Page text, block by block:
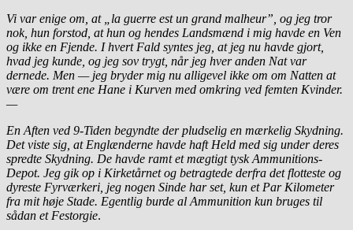
Vi var enige om, at „la guerre est un grand malheur”, og jeg tror
nok, hun forstod, at hun og hendes Landsmænd i mig havde en Ven
og ikke en Fjende. I hvert Fald syntes jeg, at jeg nu havde gjort,
hvad jeg kunde, og jeg sov trygt, når jeg hver anden Nat var
dernede. Men — jeg bryder mig nu alligevel ikke om om Natten at
være om trent ene Hane i Kurven med omkring ved femten Kvinder.
—
En Aften ved 9-Tiden begyndte der pludselig en mærkelig Skydning.
Det viste sig, at Englænderne havde haft Held med sig under deres
spredte Skydning. De havde ramt et mægtigt tysk Ammunitions-
Depot. Jeg gik op i Kirketårnet og betragtede derfra det flotteste og
dyreste Fyrværkeri, jeg nogen Sinde har set, kun et Par Kilometer
fra mit høje Stade. Egentlig burde al Ammunition kun bruges til
sådan et Festorgie.